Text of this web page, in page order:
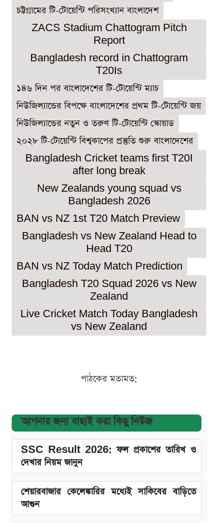
চট্টগ্রামের টি-টোয়েন্টি পরিসংখ্যান বাংলাদেশ
ZACS Stadium Chattogram Pitch
Report
Bangladesh record in Chattogram
T20Is
১৪৬ দিন পর বাংলাদেশের টি-টোয়েন্টি ম্যাচ
নিউজিল্যান্ডের বিপক্ষে বাংলাদেশের প্রথম টি-টোয়েন্টি জয়
নিউজিল্যান্ডের নতুন ও তরুণ টি-টোয়েন্টি স্কোয়াড
২০২৮ টি-টোয়েন্টি বিশ্বকাপের প্রস্তুতি শুরু বাংলাদেশের
Bangladesh Cricket teams first T20I
after long break
New Zealands young squad vs
Bangladesh 2026
BAN vs NZ 1st T20 Match Preview
Bangladesh vs New Zealand Head to
Head T20
BAN vs NZ Today Match Prediction
Bangladesh T20 Squad 2026 vs New
Zealand
Live Cricket Match Today Bangladesh
vs New Zealand
পাঠকের মতামত:
আপনার জন্য বাছাই করা কিছু নিউজ
SSC Result 2026: ফল প্রকাশের তারিখ ও
দেখার নিয়ম জানুন
শেয়ারবাজার কেলেঙ্কারির মধ্যেই সাকিবের বাড়িতে
আগুন